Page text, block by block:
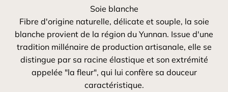
Soie blanche
Fibre d'origine naturelle, délicate et souple, la soie
blanche provient de la région du Yunnan. Issue d'une
tradition millénaire de production artisanale, elle se
distingue par sa racine élastique et son extrémité
appelée "la fleur", qui lui confère sa douceur
caractéristique.